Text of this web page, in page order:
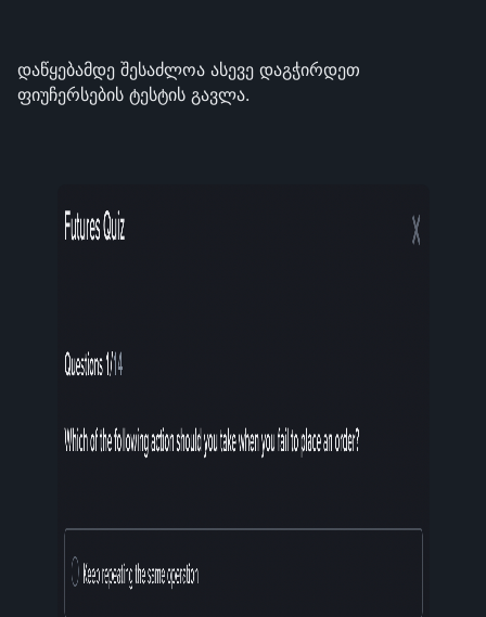
დაწყებამდე შესაძლოა ასევე დაგჭირდეთ
ფიუჩერსების ტესტის გავლა.